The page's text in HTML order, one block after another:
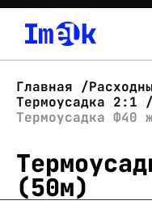
Главная
Термоусадка 2:1
Термоусадка Ф40
(50м)